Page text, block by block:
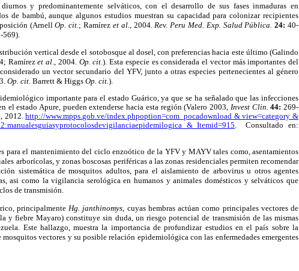
y predominantemente selváticos, con el desarrollo de sus fases inmaduras en
de bambú, aunque algunos estudios muestran su capacidad para colonizar recipientes
(ArnellOp. cit. ; Ramírez et al. , 2004. Rev. Peru Med. Exp. Salud Pública.24:40-
569).
vertical desde el sotobosque al dosel, con preferencias hacia este último (Galindo
Ramírezet al., 2004. Op. cit.). Esta especie es considerada el vector más importantes del
un vector secundario del YFV, junto a otras especies pertenecientes al género
Op. cit. Barrett & Higgs Op. cit.).
importante para el estado Guárico, ya que se ha señalado que las infecciones
el estado Apure, pueden extenderse hacia esta región (Valero 2003, Invest Clin.44:269-
2012.http://www.mpps.gob.ve/index.phpoption=com_pocadownload & view=category &
& Itemid=915. Consultado en:
para el mantenimiento del ciclo enzoótico de la YFV y MAYV tales como, asentamientos
arborícolas, y zonas boscosas periféricas a las zonas residenciales permiten recomendar
sistemática de mosquitos adultos, para el aislamiento de arbovirus u otros agentes
asi como la vigilancia serológica en humanos y animales domésticos y selváticos que
de transmisión.
principalmente Hg. janthinomys , cuyas hembras actúan como principales vectores de
y fiebre Mayaro) constituye sin duda, un riesgo potencial de transmisión de las mismas
Este hallazgo, muestra la importancia de profundizar estudios en el país sobre la
vectores y su posible relación epidemiológica con las enfermedades emergentes